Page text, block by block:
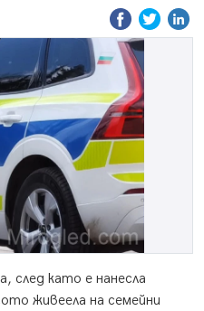
след като е нанесла
живеела на семейни